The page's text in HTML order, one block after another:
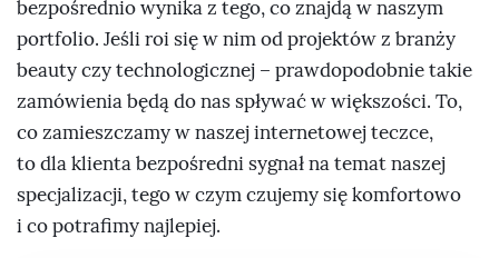
bezpośrednio wynika z tego, co znajdą w naszym
portfolio. Jeśli roi się w nim od projektów z branży
beauty czy technologicznej – prawdopodobnie takie
zamówienia będą do nas spływać w większości. To,
co zamieszczamy w naszej internetowej teczce,
to dla klienta bezpośredni sygnał na temat naszej
specjalizacji, tego w czym czujemy się komfortowo
i co potrafimy najlepiej.